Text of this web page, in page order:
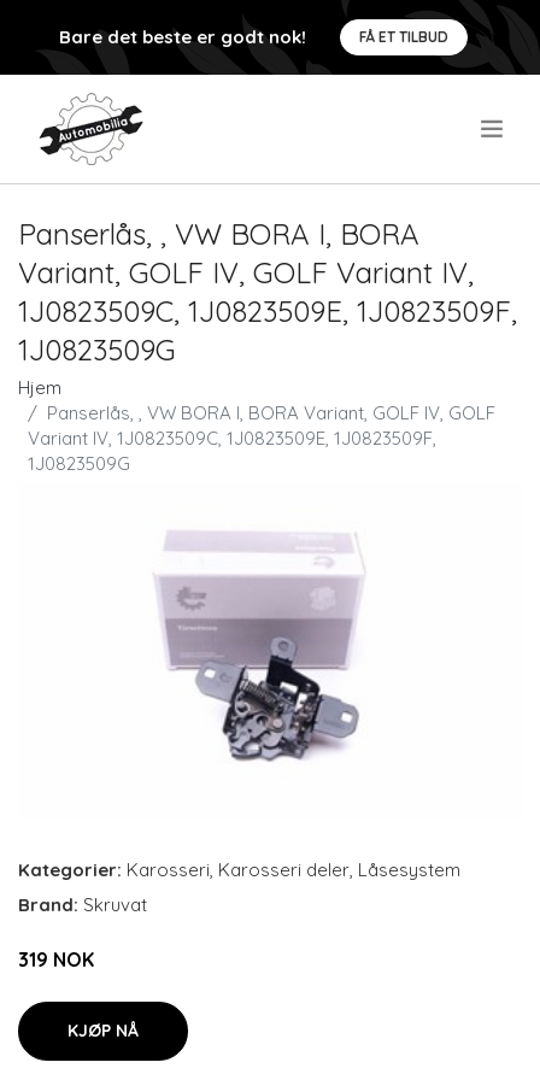
Bare det beste er godt nok! FÅ ET TILBUD
Panserlås, , VW BORA I, BORA
Variant, GOLF IV, GOLF Variant IV,
1J0823509C, 1J0823509E, 1J0823509F,
1J0823509G
Hjem
Panserlås, , VW BORA I, BORA Variant, GOLF IV, GOLF
Variant IV, 1J0823509C, 1J0823509E, 1J0823509F,
1J0823509G
Kategorier: Karosseri Karosseri deler Låsesystem
Brand: Skruvat
319 NOK
KJØP NÅ